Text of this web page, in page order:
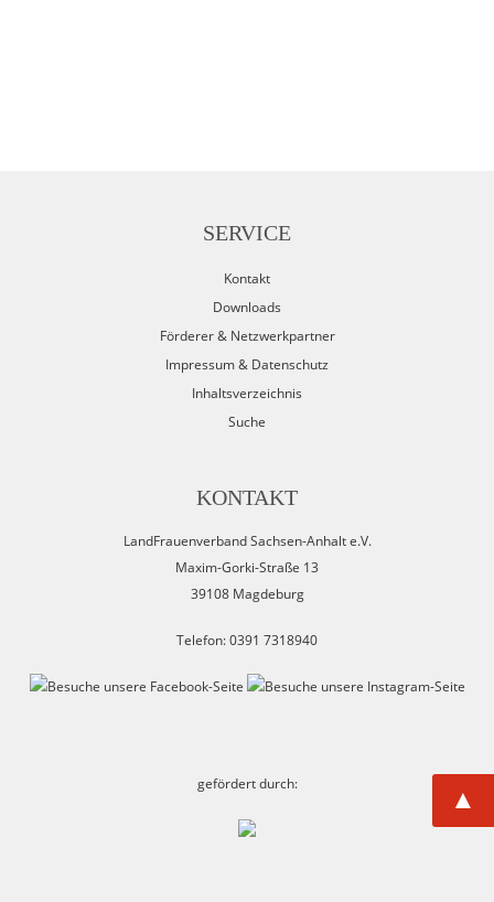
SERVICE
Kontakt
Downloads
Förderer & Netzwerkpartner
Impressum & Datenschutz
Inhaltsverzeichnis
Suche
KONTAKT
LandFrauenverband Sachsen-Anhalt e.V.
Maxim-Gorki-Straße 13
39108 Magdeburg
Telefon: 0391 7318940
gefördert durch:
▲